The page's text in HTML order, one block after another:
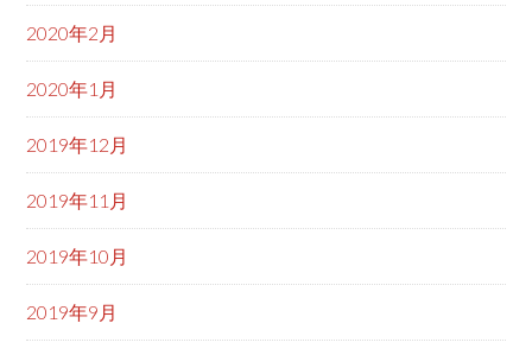
2020年2月
2020年1月
2019年12月
2019年11月
2019年10月
2019年9月